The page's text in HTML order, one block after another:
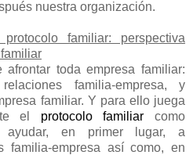
nuestra organización.
familiar: perspectiva
toda empresa familiar:
familia-empresa, y
familiar. Y para ello juega
el protocolo familiar como
ayudar, en primer lugar, a
familia-empresa así como, en